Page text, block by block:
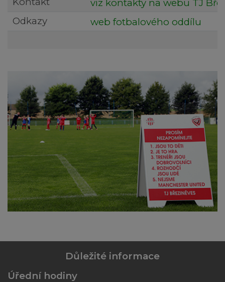
viz kontakty na webu TJ
Odkazy
web fotbalového oddílu
Důležité informace
Úřední hodiny